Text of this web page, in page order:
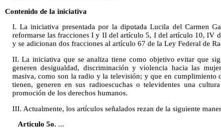
Contenido de la iniciativa
I. La iniciativa presentada por la diputada Lucila del Carmen
reformarse las fracciones I y II del artículo 5, I del artículo 10, IV
y se adicionan dos fracciones al artículo 67 de la Ley Federal de
II. La iniciativa que se analiza tiene como objetivo evitar que
generen desigualdad, discriminación y violencia hacia las
masiva, como son la radio y la televisión; y que en cumplimiento
tienen, generen en sus radioescuchas o televidentes una
promoción de los derechos humanos.
III. Actualmente, los artículos señalados rezan de la siguiente
Artículo 5o. ...